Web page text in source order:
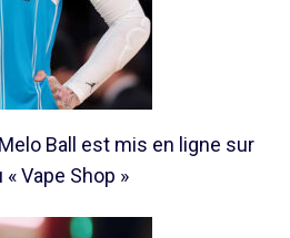
Ball est mis en ligne sur
Vape Shop »